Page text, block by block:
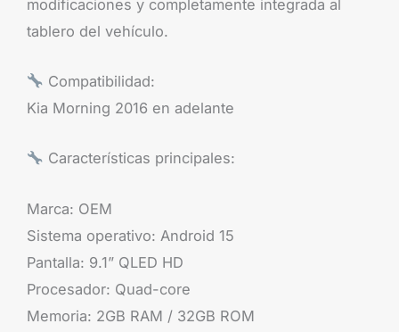
modificaciones y completamente integrada al
tablero del vehículo.
Compatibilidad:
Kia Morning 2016 en adelante
Características principales:
Marca: OEM
Sistema operativo: Android 15
Pantalla: 9.1” QLED HD
Procesador: Quad-core
Memoria: 2GB RAM / 32GB ROM